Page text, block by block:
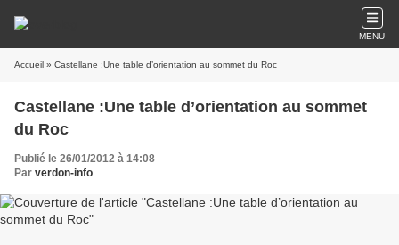
MENU
Accueil » Castellane :Une table d’orientation au sommet du Roc
Castellane :Une table d’orientation au sommet
du Roc
Publié le 26/01/2012 à 14:08
Par verdon-info